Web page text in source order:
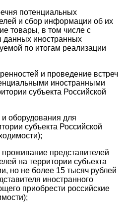
потенциальных
и сбор информации об их
товары, в том числе с
данных иностранных
по итогам реализации
и проведение встреч
иностранными
субъекта Российской
оборудования для
субъекта Российской
проживание представителей
на территории субъекта
но не более 15 тысяч рублей
иностранного
приобрести российские